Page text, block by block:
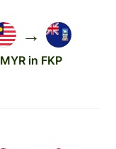
→
MYR in FKP